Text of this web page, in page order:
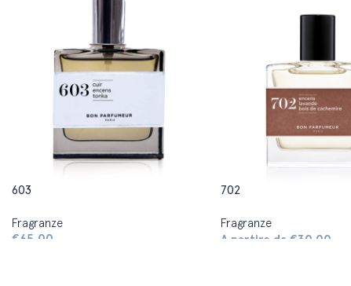
603
Fragranze
€65,00
702
Fragranze
A partire da €30,00